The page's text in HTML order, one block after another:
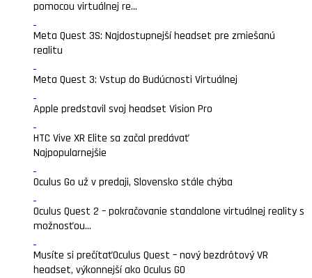
pomocou virtuálnej re...
Meta Quest 3S: Najdostupnejší headset pre zmiešanú
realitu
Meta Quest 3: Vstup do Budúcnosti Virtuálnej
Apple predstavil svoj headset Vision Pro
HTC Vive XR Elite sa začal predávať
Najpopularnejšie
Oculus Go už v predaji, Slovensko stále chýba
Oculus Quest 2 – pokračovanie standalone virtuálnej reality s
možnosťou...
Musíte si prečítaťOculus Quest – nový bezdrôtový VR
headset, výkonnejší ako Oculus GO